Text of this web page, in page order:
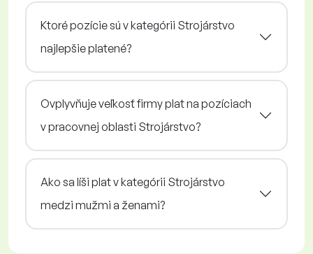
Ktoré pozície sú v kategórii Strojárstvo
najlepšie platené?
Ovplyvňuje veľkosť firmy plat na pozíciach
v pracovnej oblasti Strojárstvo?
Ako sa líši plat v kategórii Strojárstvo
medzi mužmi a ženami?